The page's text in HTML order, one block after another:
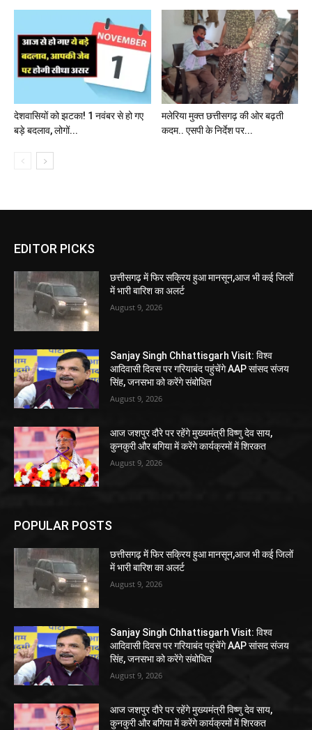
देशवासियों को झटका! 1 नवंबर से हो गए
बड़े बदलाव, लोगों...
मलेरिया मुक्त छत्तीसगढ़ की ओर बढ़ती
कदम.. एसपी के निर्देश पर...
EDITOR PICKS
छत्तीसगढ़ में फिर सक्रिय हुआ मानसून,आज भी कई जिलों
में भारी बारिश का अलर्ट
August 9, 2026
Sanjay Singh Chhattisgarh Visit: विश्व
आदिवासी दिवस पर गरियाबंद पहुंचेंगे AAP सांसद संजय
सिंह, जनसभा को करेंगे संबोधित
August 9, 2026
आज जशपुर दौरे पर रहेंगे मुख्यमंत्री विष्णु देव साय,
कुनकुरी और बगिया में करेंगे कार्यक्रमों में शिरकत
August 9, 2026
POPULAR POSTS
छत्तीसगढ़ में फिर सक्रिय हुआ मानसून,आज भी कई जिलों
में भारी बारिश का अलर्ट
August 9, 2026
Sanjay Singh Chhattisgarh Visit: विश्व
आदिवासी दिवस पर गरियाबंद पहुंचेंगे AAP सांसद संजय
सिंह, जनसभा को करेंगे संबोधित
August 9, 2026
आज जशपुर दौरे पर रहेंगे मुख्यमंत्री विष्णु देव साय,
कुनकुरी और बगिया में करेंगे कार्यक्रमों में शिरकत